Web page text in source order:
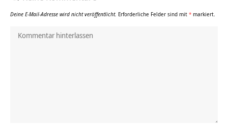
Deine E-Mail-Adresse wird nicht veröffentlicht. Erforderliche Felder sind mit * markiert.